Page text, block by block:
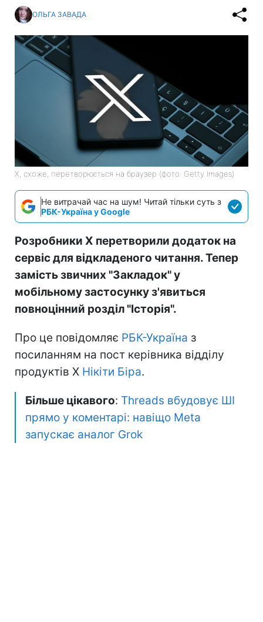
ОЛЬГА ЗАВАДА
X, схоже, перетворюється на браузер (фото: Getty Images)
Не витрачай час на шум! Читай тільки суть з
РБК-Україна у Google
Розробники X перетворили додаток на
сервіс для відкладеного читання. Тепер
замість звичних "Закладок" у
мобільному застосунку з'явиться
повноцінний розділ "Історія".
Про це повідомляє РБК-Україна з
посиланням на пост керівника відділу
продуктів X Нікіти Біра.
Більше цікавого: Threads вбудовує ШІ
прямо у коментарі: навіщо Meta
запускає аналог Grok